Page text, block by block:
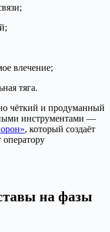
влечение;
тяга.
чёткий и продуманный
инструментами —
, который создаёт
на фазы